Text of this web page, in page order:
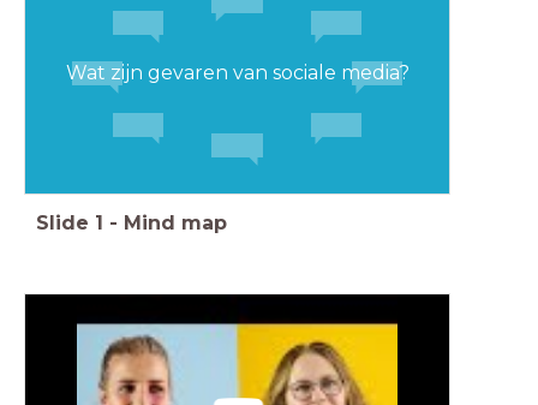
Wat zijn gevaren van sociale media?
Slide 1 - Mind map